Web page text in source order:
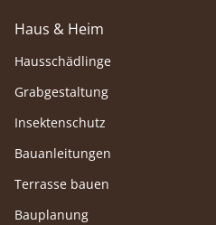
Haus & Heim
Hausschädlinge
Grabgestaltung
Insektenschutz
Bauanleitungen
Terrasse bauen
Bauplanung